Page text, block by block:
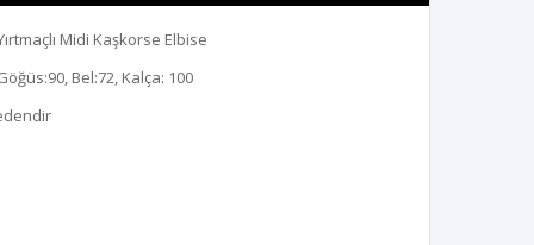
Midi Kaşkorse Elbise
Bel:72, Kalça: 100